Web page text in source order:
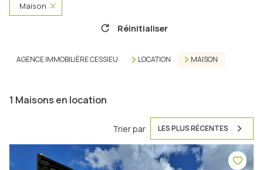
Maison
Réinitialiser
AGENCE IMMOBILIÈRE CESSIEU LOCATION MAISON
1 Maisons en location
Trier par LES PLUS RÉCENTES